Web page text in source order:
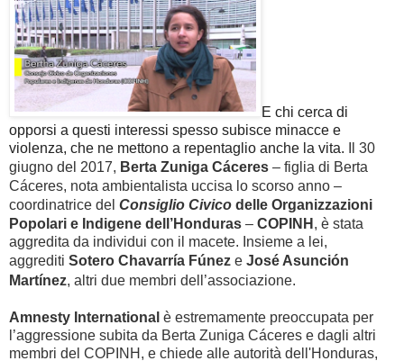
E chi cerca di
opporsi a questi interessi spesso subisce minacce e
violenza, che ne mettono a repentaglio anche la vita.
Il 30
giugno del 2017, Berta Zuniga Cáceres – figlia di Berta
Cáceres, nota ambientalista uccisa lo scorso anno –
coordinatrice del Consiglio Civico delle Organizzazioni
Popolari e Indigene dell’Honduras – COPINH , è stata
aggredita da individui con il macete. Insieme a lei,
aggrediti Sotero Chavarría Fúnez e José Asunción
Martínez, altri due membri dell’associazione.
Amnesty International è estremamente preoccupata per
l’aggressione subita da Berta Zuniga Cáceres e dagli altri
membri del COPINH, e chiede alle autorità dell'Honduras,